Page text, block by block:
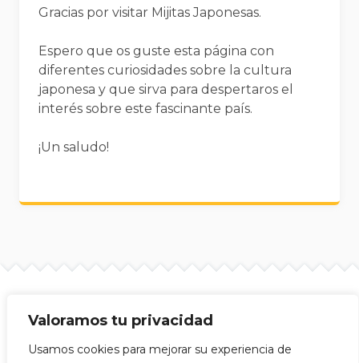
Valoramos tu privacidad
Usamos cookies para mejorar su experiencia de
Gracias por visitar Mijitas Japonesas.
Espero que os guste esta página con
diferentes curiosidades sobre la cultura
japonesa y que sirva para despertaros el
interés sobre este fascinante país.
¡Un saludo!